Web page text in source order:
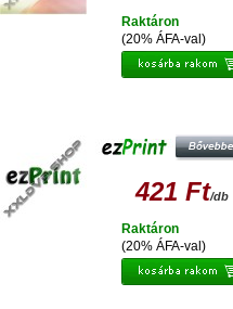
(20% ÁFA-val)
Raktáron
421 Ft/db
(20% ÁFA-val)
Raktáron